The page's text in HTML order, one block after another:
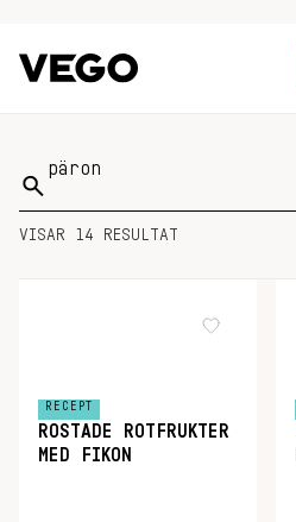
Sök
på:
VISAR 14 RESULTAT
RECEPT
ROSTADE ROTFRUKTER
MED FIKON